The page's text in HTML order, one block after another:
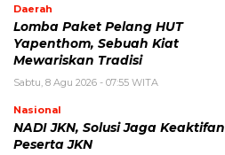
Daerah
Lomba Paket Pelang HUT
Yapenthom, Sebuah Kiat
Mewariskan Tradisi
Sabtu, 8 Agu 2026 - 07:55 WITA
Nasional
NADI JKN, Solusi Jaga Keaktifan
Peserta JKN